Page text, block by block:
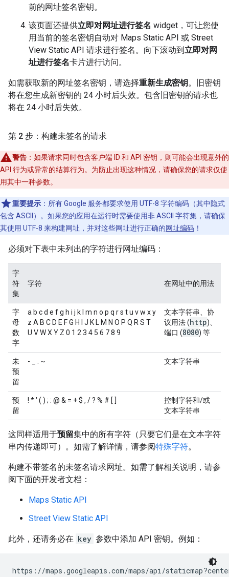
前的网址签名密钥。
该页面还提供立即对网址进行签名 widget，可让您使
用当前的签名密钥自动对 Maps Static API 或 Street
View Static API 请求进行签名。向下滚动到立即对网
址进行签名卡片进行访问。
如需获取新的网址签名密钥，请选择重新生成密钥。旧密钥
将在您生成新密钥的 24 小时后失效。包含旧密钥的请求也
将在 24 小时后失效。
第 2 步：构建未签名的请求
警告 ：如果请求同时包含客户端 ID 和 API 密钥，则可能会出现意外的
API 行为或异常的结算行为。为防止出现这种情况，请确保您的请求仅使
用其中一种参数。
重要提示 ：所有 Google 服务都要求使用 UTF-8 字符编码（其中隐式
包含 ASCII）。如果您的应用在运行时需要使用非 ASCII 字符集，请确保
其使用 UTF-8 来构建网址，并对这些网址进行正确的网址编码 ！
必须对下表中未列出的字符进行网址编码：
字
符
集
字符 在网址中的用法
字
母
数
字
a b c d e f g h i j k l m n o p q r s t u v w x y
z A B C D E F G H I J K L M N O P Q R S T
U V W X Y Z 0 1 2 3 4 5 6 7 8 9
文本字符串、协
议用法 (http)、
端口 (8080) 等
未
预
留
- _ . ~ 文本字符串
预
留
! * ' ( ) ; : @ & = + $ , / ? % # [ ]
控制字符和/或
文本字符串
这同样适用于预留集中的所有字符（只要它们是在文本字符
串内传递即可）。如需了解详情，请参阅特殊字符。
构建不带签名的未签名请求网址。如需了解相关说明，请参
阅下面的开发者文档：
Maps Static API
Street View Static API
此外，还请务必在 key 参数中添加 API 密钥。例如：
https://maps.googleapis.com/maps/api/